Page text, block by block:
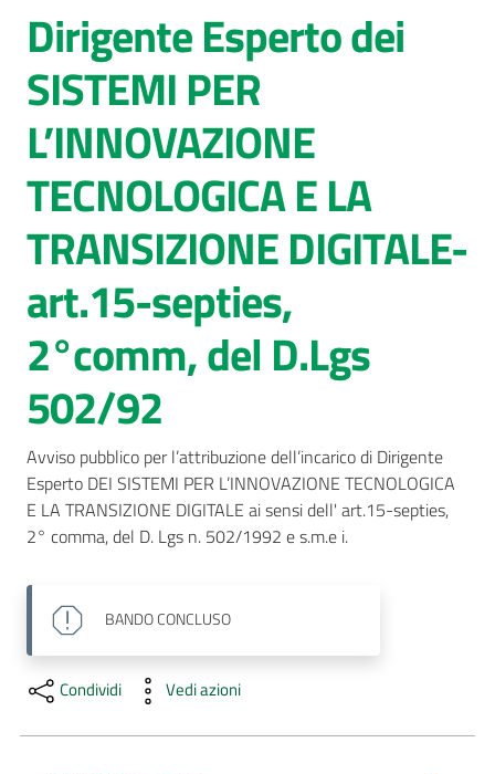
Servizi
Luoghi di
cura
AUSL
Comunica
Salta al contenuto
Dirigente Esperto dei
SISTEMI PER
L’INNOVAZIONE
TECNOLOGICA E LA
TRANSIZIONE DIGITALE-
art.15-septies,
2°comm, del D.Lgs
502/92
Avviso pubblico per l’attribuzione dell’incarico di Dirigente
Esperto DEI SISTEMI PER L’INNOVAZIONE TECNOLOGICA
E LA TRANSIZIONE DIGITALE ai sensi dell' art.15-septies,
2° comma, del D. Lgs n. 502/1992 e s.m.e i.
BANDOCONCLUSO
Condividi Vedi azioni